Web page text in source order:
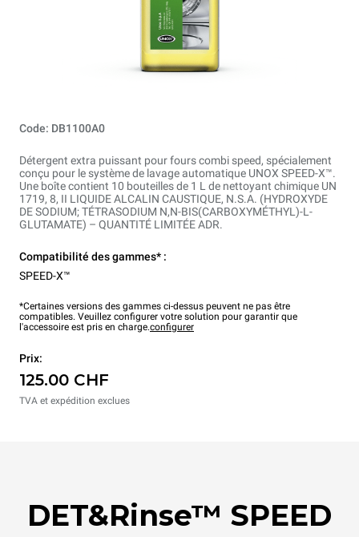
Code: DB1100A0
Détergent extra puissant pour fours combi speed, spécialement
conçu pour le système de lavage automatique UNOX SPEED-X™.
Une boîte contient 10 bouteilles de 1 L de nettoyant chimique UN
1719, 8, II LIQUIDE ALCALIN CAUSTIQUE, N.S.A. (HYDROXYDE
DE SODIUM; TÉTRASODIUM N,N-BIS(CARBOXYMÉTHYL)-L-
GLUTAMATE) – QUANTITÉ LIMITÉE ADR.
Compatibilité des gammes* :
SPEED-X™
*Certaines versions des gammes ci-dessus peuvent ne pas être
compatibles. Veuillez configurer votre solution pour garantir que
l'accessoire est pris en charge.configurer
Prix:
125.00 CHF
TVA et expédition exclues
DET&Rinse™ SPEED